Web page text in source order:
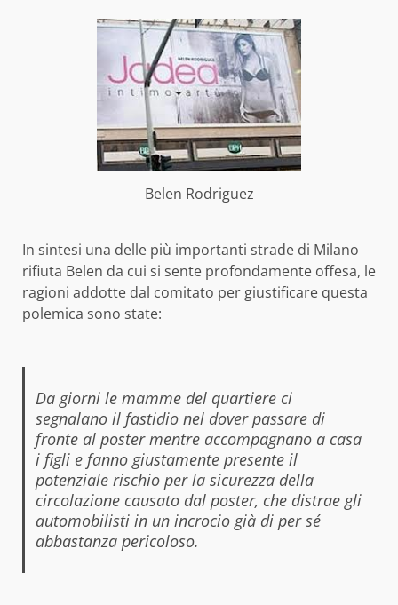
Belen Rodriguez
In sintesi una delle più importanti strade di Milano
rifiuta Belen da cui si sente profondamente offesa, le
ragioni addotte dal comitato per giustificare questa
polemica sono state:
Da giorni le mamme del quartiere ci
segnalano il fastidio nel dover passare di
fronte al poster mentre accompagnano a casa
i figli e fanno giustamente presente il
potenziale rischio per la sicurezza della
circolazione causato dal poster, che distrae gli
automobilisti in un incrocio già di per sé
abbastanza pericoloso.